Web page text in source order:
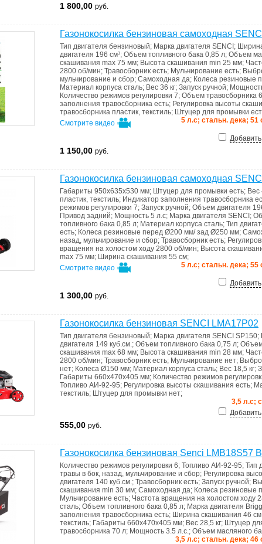
1 800,00 руб.
Газонокосилка бензиновая самоходная
Тип двигателя бензиновый; Марка двигателя SENCI ;
двигателя 196 см³; Объем топливного бака 0,85 л; Объем
скашивания max 75 мм; Высота скашивания min 25 мм;
2800 об/мин; Травосборник есть; Мульчирование есть;
мульчирование и сбор; Самоходная да; Колеса резиновые
Материал корпуса сталь; Вес 36 кг; Запуск ручной;
Количество режимов регулировки 7; Объем травосборника
запoлнения травoсборника есть; Регулировка высоты
травосборника пластик, текстиль; Штуцер для промывки
5 л.с; стальн. дека;
Смотрите видео
1 150,00 руб.
Газонокосилка бензиновая самоходная
Габариты 950x635x530 мм; Штуцер для промывки есть; Вес
пластик, текстиль; Индикатоp запoлнения травoсборника
режимов регулировки 7; Запуск ручной; Объем двигателя
Привод задний; Мощность 5 л.с; Марка двигателя SENCI ;
топливного бака 0,85 л; Материал корпуса сталь; Тип
есть; Колеса резиновые перед Ø200 мм/ зад Ø250 мм;
назад, мульчирование и сбор; Травосборник есть;
вращения на холостом ходу 2800 об/мин; Высота
max 75 мм; Ширина скашивания 55 см;
5 л.с; стальн. дека;
Смотрите видео
1 300,00 руб.
Газонокосилка бензиновая SENCI LMA17P02
Тип двигателя бензиновый; Марка двигателя SENCI SP150;
двигателя 149 куб.см.; Объем топливного бака 0,75 л; Объем
скашивания max 68 мм; Высота скашивания min 28 мм;
2800 об/мин; Травосборник есть; Мульчирование нет;
нет; Колеса Ø150 мм; Материал корпуса сталь; Вес 18,5 кг;
Габариты 660x470x405 мм; Количество режимов
Топливо АИ-92-95; Регулировка высоты скашивания есть;
текстиль; Штуцер для промывки нет;
3,5 л.с;
555,00 руб.
Газонокосилка бензиновая Senci LMB18S57
Количество режимов регулировки 6; Топливо АИ-92-95; Тип
травы в бок, назад, мульчирование и сбор; Регулировка
двигателя 140 куб.см.; Травосборник есть; Запуск ручной;
скашивания min 30 мм; Самоходная да; Колеса резиновые
Мульчирование есть; Частота вращения на холостом ходу
сталь; Объем топливного бака 0,85 л; Марка двигателя
запoлнения травoсборника есть; Ширина скашивания 46 см
текстиль; Габариты 660x470x405 мм; Вес 28,5 кг; Штуцер
травосборника 70 л; Мощность 3.5 л.с.; Объем масляного
3,5 л.с; стальн. дека;